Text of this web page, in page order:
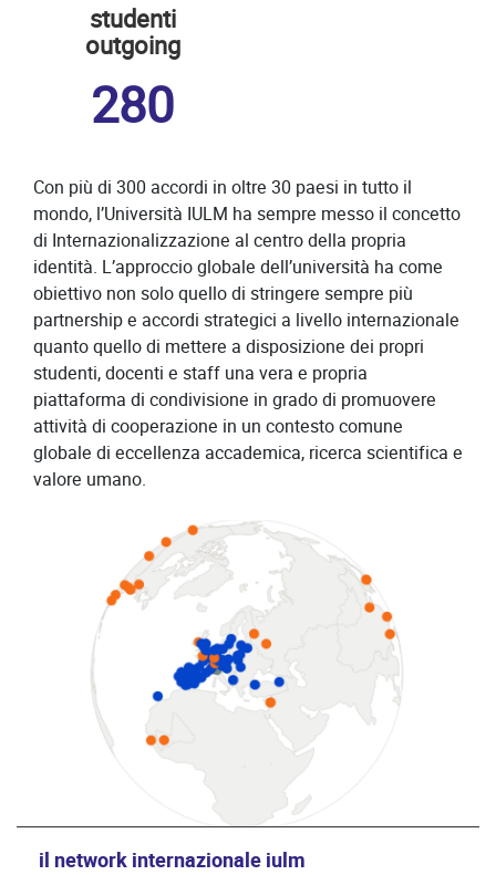
studenti
outgoing
280
Con più di 300 accordi in oltre 30 paesi in tutto il
mondo, l’Università IULM ha sempre messo il concetto
di Internazionalizzazione al centro della propria
identità. L’approccio globale dell’università ha come
obiettivo non solo quello di stringere sempre più
partnership e accordi strategici a livello internazionale
quanto quello di mettere a disposizione dei propri
studenti, docenti e staff una vera e propria
piattaforma di condivisione in grado di promuovere
attività di cooperazione in un contesto comune
globale di eccellenza accademica, ricerca scientifica e
valore umano.
il network internazionale iulm